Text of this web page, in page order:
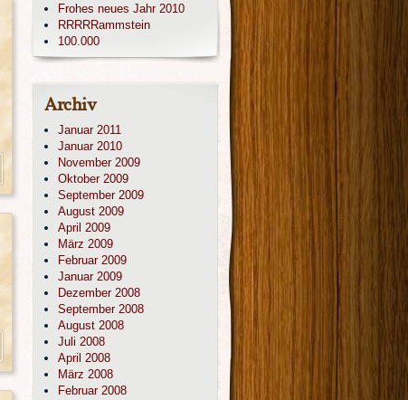
Frohes neues Jahr 2010
RRRRRammstein
100.000
Archiv
Januar 2011
Januar 2010
November 2009
Oktober 2009
September 2009
August 2009
April 2009
März 2009
Februar 2009
Januar 2009
Dezember 2008
September 2008
August 2008
Juli 2008
April 2008
März 2008
Februar 2008